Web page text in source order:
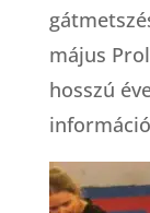
május
hosszú
információ: